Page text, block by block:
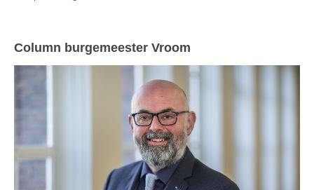
Column burgemeester Vroom